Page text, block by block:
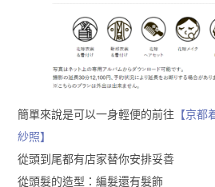
簡單來說是可以一身輕便的前往 【京
紗照】
從頭到尾都有店家替你安排妥善
從頭髮的造型：編髮還有髮飾